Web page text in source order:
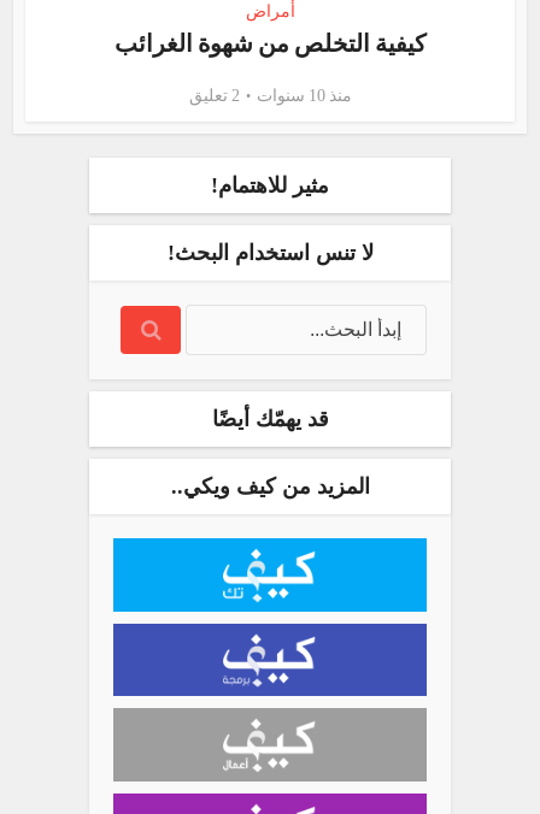
أمراض
كيفية التخلص من شهوة الغرائب
منذ 10 سنوات 2 تعليق
مثير للاهتمام!
لا تنس استخدام البحث!
قد يهمّك أيضًا
المزيد من كيف ويكي..